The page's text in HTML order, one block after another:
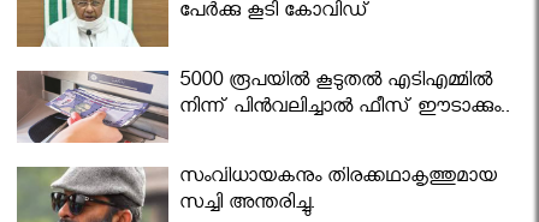
പേര്‍ക്കു കൂടി കോവിഡ്
5000 രൂപയിൽ കൂടുതൽ എടിഎമ്മിൽ
നിന്ന് പിൻവലിച്ചാൽ ഫീസ് ഈടാക്കും..
സംവിധായകനും തിരക്കഥാകൃത്തുമായ
സച്ചി അന്തരിച്ചു.